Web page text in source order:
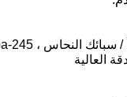
العالية